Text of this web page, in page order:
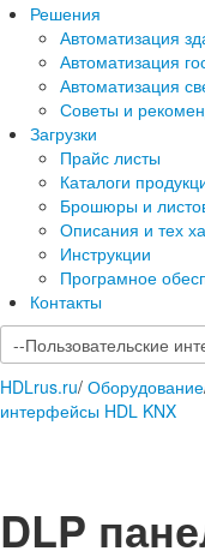
Решения
Автоматизация
Автоматизация
Автоматизация
Советы и
Загрузки
Прайс листы
Каталоги
Брошюры и
Описания и тех
Инструкции
Програмное
Контакты
HDLrus.ru/ Оборудование
интерфейсы HDL KNX
DLP